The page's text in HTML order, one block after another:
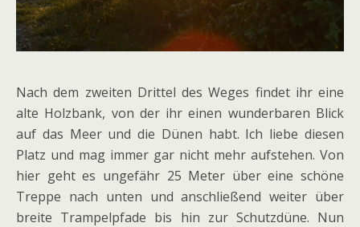
Nach dem zweiten Drittel des Weges findet ihr eine
alte Holzbank, von der ihr einen wunderbaren Blick
auf das Meer und die Dünen habt. Ich liebe diesen
Platz und mag immer gar nicht mehr aufstehen. Von
hier geht es ungefähr 25 Meter über eine schöne
Treppe nach unten und anschließend weiter über
breite Trampelpfade bis hin zur Schutzdüne. Nun